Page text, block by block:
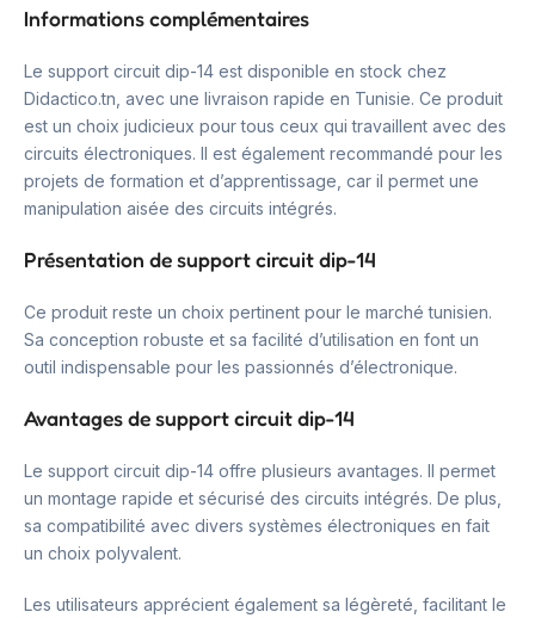
Informations complémentaires
Le support circuit dip-14 est disponible en stock chez
Didactico.tn, avec une livraison rapide en Tunisie. Ce produit
est un choix judicieux pour tous ceux qui travaillent avec des
circuits électroniques. Il est également recommandé pour les
projets de formation et d’apprentissage, car il permet une
manipulation aisée des circuits intégrés.
Présentation de support circuit dip-14
Ce produit reste un choix pertinent pour le marché tunisien.
Sa conception robuste et sa facilité d’utilisation en font un
outil indispensable pour les passionnés d’électronique.
Avantages de support circuit dip-14
Le support circuit dip-14 offre plusieurs avantages. Il permet
un montage rapide et sécurisé des circuits intégrés. De plus,
sa compatibilité avec divers systèmes électroniques en fait
un choix polyvalent.
Les utilisateurs apprécient également sa légèreté, facilitant le